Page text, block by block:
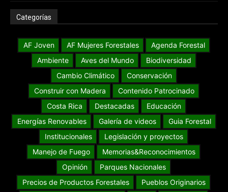
Categorías
AF Joven AF Mujeres Forestales
Agenda Forestal
Ambiente
Aves del Mundo
Biodiversidad
Cambio Climático
Conservación
Construir con Madera
Contenido Patrocinado
Costa Rica
Destacadas
Educación
Energías Renovables
Galería de videos
Guia Forestal
Institucionales
Legislación y proyectos
Manejo de Fuego
Memorias&Reconocimientos
Opinión
Parques Nacionales
Precios de Productos Forestales
Pueblos Originarios